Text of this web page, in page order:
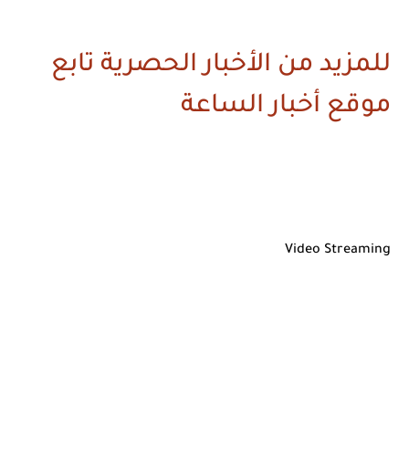
للمزيد من الأخبار الحصرية تابع
موقع أخبار الساعة
Video Streaming